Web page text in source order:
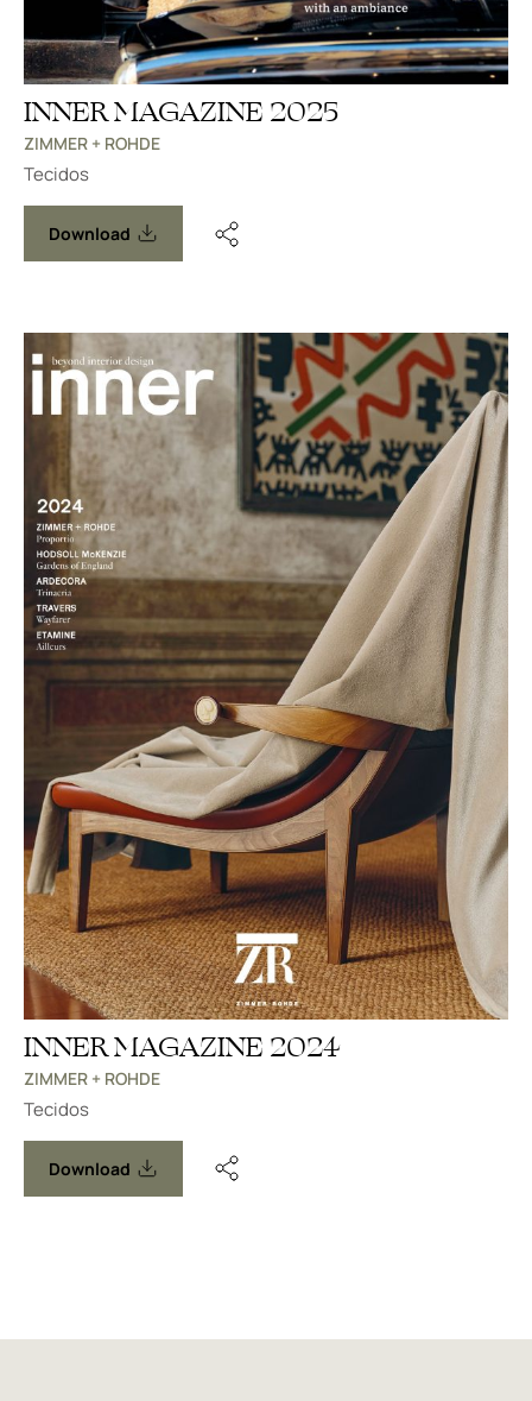
INNER MAGAZINE 2025
ZIMMER + ROHDE
Tecidos
Download
INNER MAGAZINE 2024
ZIMMER + ROHDE
Tecidos
Download